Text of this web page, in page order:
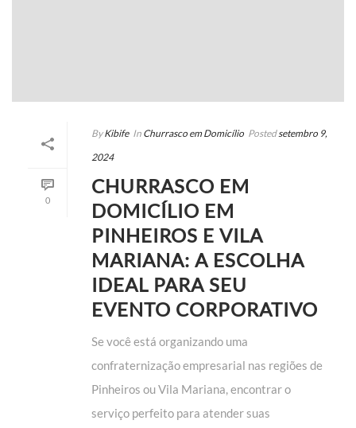
0
By Kibife In Churrasco em Domicílio Posted setembro 9,
2024
CHURRASCO EM
DOMICÍLIO EM
PINHEIROS E VILA
MARIANA: A ESCOLHA
IDEAL PARA SEU
EVENTO CORPORATIVO
Se você está organizando uma
confraternização empresarial nas regiões de
Pinheiros ou Vila Mariana, encontrar o
serviço perfeito para atender suas